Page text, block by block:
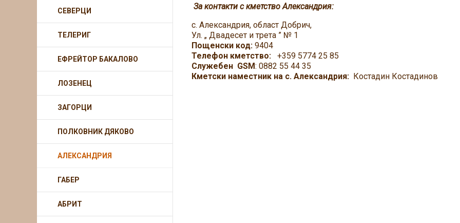
За контакти с кметство Александрия:
с. Александрия, област Добрич,
Ул. „ Двадесет и
Пощенски код: 9404
Телефон кметство: +359 5774 25 85
Служебен GSM: 0882 55
Кметски наместник на с. Александрия: Костадин Костадинов
СЕВЕРЦИ
ТЕЛЕРИГ
ЕФРЕЙТОР БАКАЛОВО
ЛОЗЕНЕЦ
ЗАГОРЦИ
ПОЛКОВНИК ДЯКОВО
АЛЕКСАНДРИЯ
ГАБЕР
АБРИТ